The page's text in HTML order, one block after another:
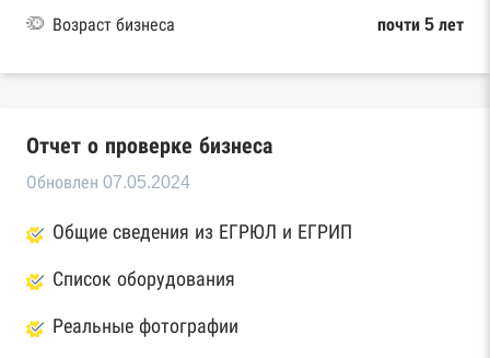
Возраст бизнеса
почти 5 лет
Отчет о проверке бизнеса
Обновлен 07.05.2024
Общие сведения из ЕГРЮЛ и ЕГРИП
Список оборудования
Реальные фотографии